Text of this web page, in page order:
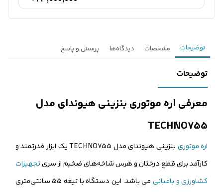
توضیحات مشخصات دیدگاه‌ها پرسش و پاسخ
توضیحات
معرفی اره موتوری بنزینی هیوندای مدل
TECHNO755
اره موتوری
بنزینی هیوندای مدل TECHNO755 یک ابزار قدرتمند و
کارآمد برای قطع درختان و هرس شاخه‌های ضخیم از سریتجهیزات
کشاورزی و باغبانی
می باشد. این دستگاه با تیغه 55 سانتی‌متری